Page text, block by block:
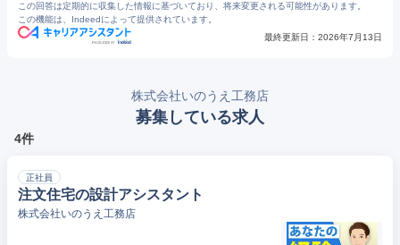
この回答は定期的に収集した情報に基づいており、将来変更される可能性があります。
この機能は、Indeedによって提供されています。
最終更新日： 2026年7月13日
株式会社いのうえ工務店
募集している求人
4件
正社員
注文住宅の設計アシスタント
株式会社いのうえ工務店